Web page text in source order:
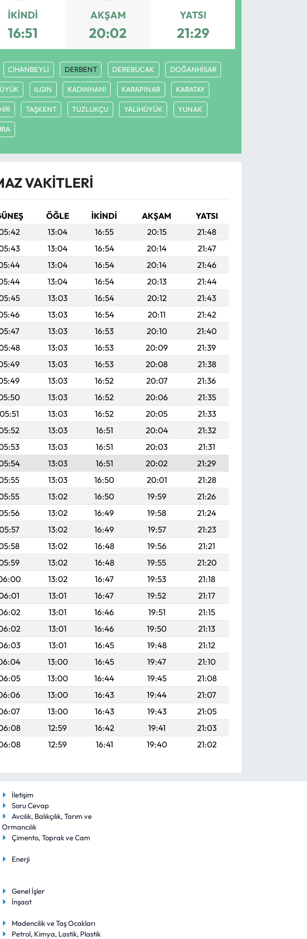
İKINDI
16:51
AKŞAM
20:02
YATSI
21:29
CİHANBEYLİ DERBENT DEREBUCAK DOĞANHİSAR
ILGIN KADINHANI KARAPINAR KARATAY
TAŞKENT TUZLUKÇU YALIHÜYÜK YUNAK
VAKITLERI
ÖĞLE İKINDI AKŞAM
YATSI
13:04 16:55 20:15
21:48
13:04 16:54 20:14
21:47
13:04 16:54 20:14
21:46
13:04 16:54 20:13
21:44
13:03 16:54 20:12
21:43
13:03 16:54 20:11
21:42
13:03 16:53 20:10
21:40
13:03 16:53 20:09
21:39
13:03 16:53 20:08
21:38
13:03 16:52 20:07
21:36
13:03 16:52 20:06
21:35
05:51 13:03 16:52 20:05
21:33
13:03 16:51 20:04
21:32
13:03 16:51 20:03
21:31
13:03 16:51 20:02
21:29
13:03 16:50 20:01
21:28
13:02 16:50 19:59
21:26
13:02 16:49 19:58
21:24
13:02 16:49 19:57
21:23
13:02 16:48 19:56
21:21
13:02 16:48 19:55
21:20
13:02 16:47 19:53
21:18
13:01 16:47 19:52
21:17
13:01 16:46 19:51
21:15
13:01 16:46 19:50
21:13
13:01 16:45 19:48
21:12
13:00 16:45 19:47
21:10
13:00 16:44 19:45
21:08
13:00 16:43 19:44
21:07
13:00 16:43 19:43
21:05
12:59 16:42 19:41
21:03
12:59 16:41 19:40 21:02
İletişim
Soru Cevap
Avcılık, Balıkçılık, Tarım ve
Ormancılık
Çimento, Toprak ve Cam
Enerji
Genel İşler
İnşaat
Madencilik ve Taş Ocakları
Petrol, Kimya, Lastik, Plastik